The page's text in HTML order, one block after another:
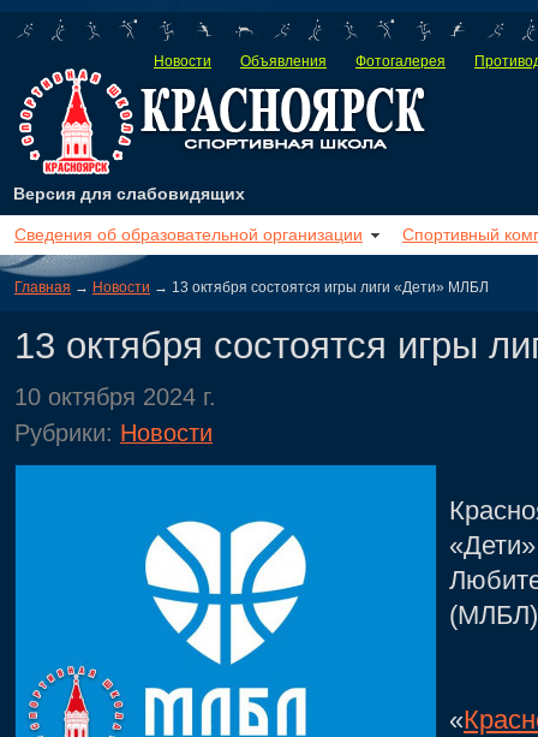
Новости Объявления Фотогалерея
Версия для слабовидящих
Сведения об образовательной организации Спортивный
Главная → Новости → 13 октября состоятся игры лиги «Дети» МЛБЛ
13 октября состоятся игры
10 октября 2024 г.
Рубрики: Новости
(МЛБЛ)
«